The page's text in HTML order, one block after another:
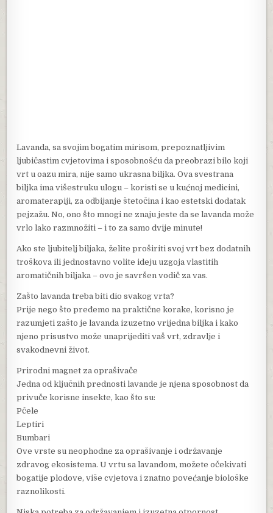
Lavanda, sa svojim bogatim mirisom, prepoznatljivim
ljubičastim cvjetovima i sposobnošću da preobrazi bilo koji
vrt u oazu mira, nije samo ukrasna biljka. Ova svestrana
biljka ima višestruku ulogu – koristi se u kućnoj medicini,
aromaterapiji, za odbijanje štetočina i kao estetski dodatak
pejzažu. No, ono što mnogi ne znaju jeste da se lavanda može
vrlo lako razmnožiti – i to za samo dvije minute!
Ako ste ljubitelj biljaka, želite proširiti svoj vrt bez dodatnih
troškova ili jednostavno volite ideju uzgoja vlastitih
aromatičnih biljaka – ovo je savršen vodič za vas.
Zašto lavanda treba biti dio svakog vrta?
Prije nego što pređemo na praktične korake, korisno je
razumjeti zašto je lavanda izuzetno vrijedna biljka i kako
njeno prisustvo može unaprijediti vaš vrt, zdravlje i
svakodnevni život.
Prirodni magnet za oprašivače
Jedna od ključnih prednosti lavande je njena sposobnost da
privuče korisne insekte, kao što su:
Pčele
Leptiri
Bumbari
Ove vrste su neophodne za oprašivanje i održavanje
zdravog ekosistema. U vrtu sa lavandom, možete očekivati
bogatije plodove, više cvjetova i znatno povećanje biološke
raznolikosti.